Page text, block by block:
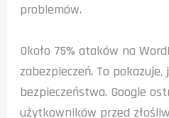
problemów.
Około 75% ataków na
zabezpieczeń. To
bezpieczeństwa. Google
użytkowników przed